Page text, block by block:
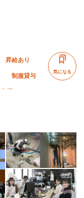
昇給あり
制服貸与
気になる